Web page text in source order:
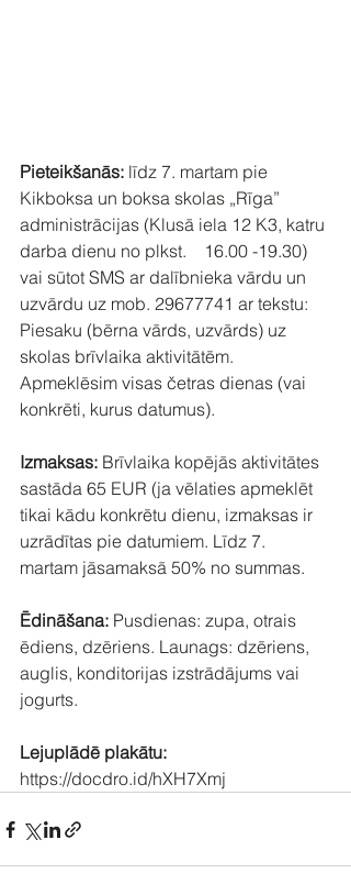
Pieteikšanās: līdz 7. martam pie
Kikboksa un boksa skolas „Rīga”
administrācijas (Klusā iela 12 K3, katru
darba dienu no plkst.    16.00 -19.30)
vai sūtot SMS ar dalībnieka vārdu un
uzvārdu uz mob. 29677741 ar tekstu:
Piesaku (bērna vārds, uzvārds) uz
skolas brīvlaika aktivitātēm.
Apmeklēsim visas četras dienas (vai
konkrēti, kurus datumus).
Izmaksas: Brīvlaika kopējās aktivitātes
sastāda 65 EUR (ja vēlaties apmeklēt
tikai kādu konkrētu dienu, izmaksas ir
uzrādītas pie datumiem. Līdz 7.
martam jāsamaksā 50% no summas.
Ēdināšana: Pusdienas: zupa, otrais
ēdiens, dzēriens. Launags: dzēriens,
auglis, konditorijas izstrādājums vai
jogurts.
Lejuplādē plakātu:
https://docdro.id/hXH7Xmj